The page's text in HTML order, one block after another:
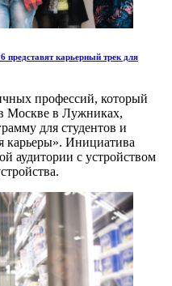
карьерный трек для
профессий, который
Москве в Лужниках,
для студентов и
карьеры». Инициатива
аудитории с устройством